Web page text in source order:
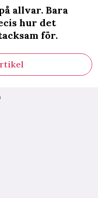
allvar. Bara
hur det
för.